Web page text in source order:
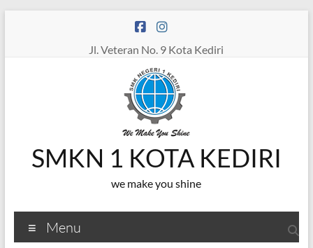
Jl. Veteran No. 9 Kota Kediri
SMKN 1 KOTA KEDIRI
we make you shine
Menu